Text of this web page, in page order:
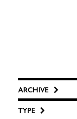
ARCHIVE
TYPE